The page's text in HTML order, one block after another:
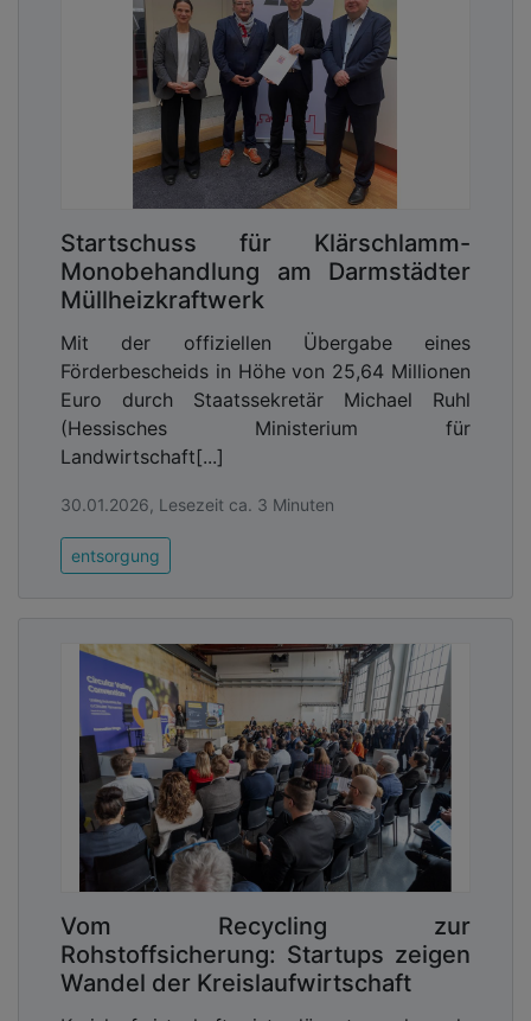
Startschuss für Klärschlamm-
Monobehandlung am Darmstädter
Müllheizkraftwerk
Mit der offiziellen Übergabe eines
Förderbescheids in Höhe von 25,64 Millionen
Euro durch Staatssekretär Michael Ruhl
(Hessisches Ministerium für
Landwirtschaft[...]
30.01.2026, Lesezeit ca. 3 Minuten
entsorgung
Vom Recycling zur
Rohstoffsicherung: Startups zeigen
Wandel der Kreislaufwirtschaft